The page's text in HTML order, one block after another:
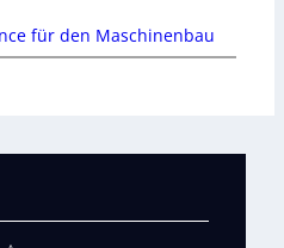
für den Maschinenbau